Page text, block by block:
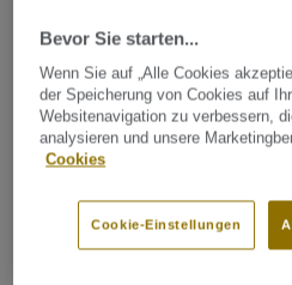
Bevor Sie starten...
Wenn Sie auf „Alle Cookies
der Speicherung von Cookies auf
Websitenavigation zu verbessern,
analysieren und unsere
Cookies
Cookie-Einstellungen